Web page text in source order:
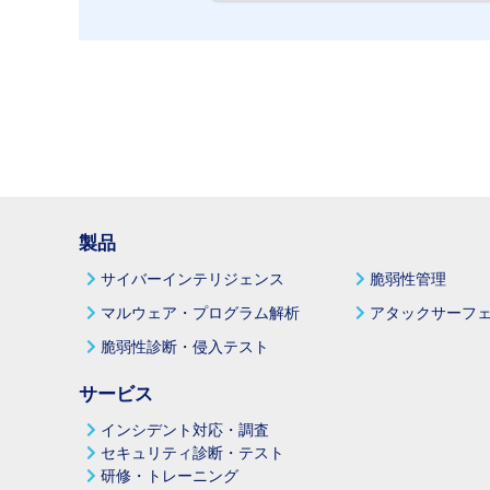
製品
サイバーインテリジェンス
マルウェア・プログラム解析
脆弱性診断・侵入テスト
脆弱性管理
アタックサーフ
サービス
インシデント対応・調査
セキュリティ診断・テスト
研修・トレーニング